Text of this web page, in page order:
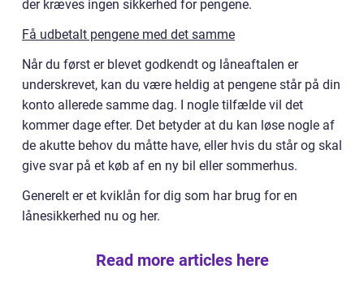
der kræves ingen sikkerhed for pengene.
Få udbetalt pengene med det samme
Når du først er blevet godkendt og låneaftalen er
underskrevet, kan du være heldig at pengene står på din
konto allerede samme dag. I nogle tilfælde vil det
kommer dage efter. Det betyder at du kan løse nogle af
de akutte behov du måtte have, eller hvis du står og skal
give svar på et køb af en ny bil eller sommerhus.
Generelt er et kviklån for dig som har brug for en
lånesikkerhed nu og her.
Read more articles here